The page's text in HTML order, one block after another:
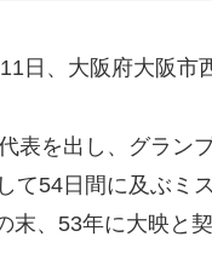
日、大阪府大阪市
表を出し、グラン
て54日間に及ぶミ
、53年に大映と契